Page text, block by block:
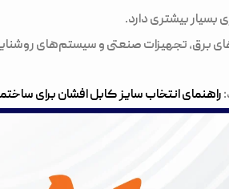
بیشتری دارد.
برق، تجهیزات صنعتی و سیستم‌های
راهنمای انتخاب سایز کابل افشان برای